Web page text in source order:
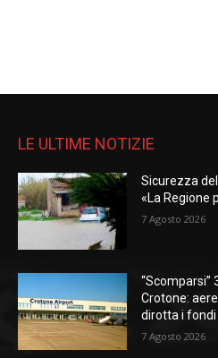
LE ULTIME NOTIZIE
Sicurezza
«La Regione
7 Agosto 2026
“Scomparsi”
Crotone:
dirotta i
7 Agosto 2026